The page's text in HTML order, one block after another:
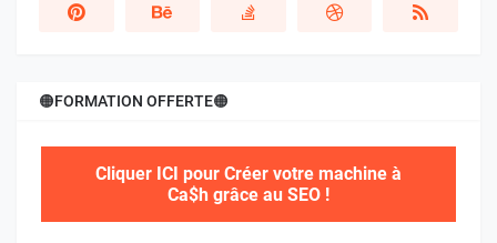
🟠FORMATION OFFERTE🟠
Cliquer ICI pour Créer votre machine à
Ca$h grâce au SEO !